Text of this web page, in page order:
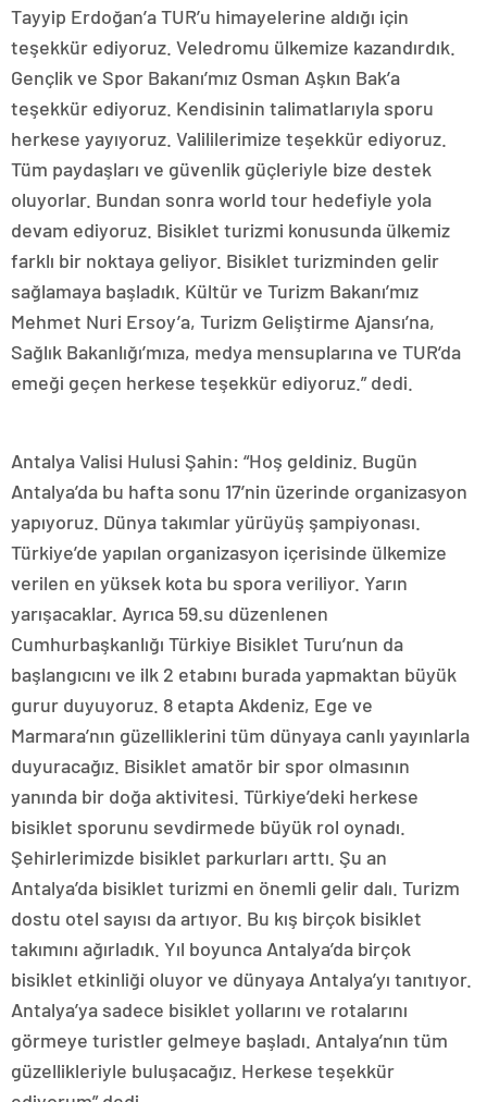
Tayyip Erdoğan’a TUR’u himayelerine aldığı için
teşekkür ediyoruz. Veledromu ülkemize kazandırdık.
Gençlik ve Spor Bakanı’mız Osman Aşkın Bak’a
teşekkür ediyoruz. Kendisinin talimatlarıyla sporu
herkese yayıyoruz. Valililerimize teşekkür ediyoruz.
Tüm paydaşları ve güvenlik güçleriyle bize destek
oluyorlar. Bundan sonra world tour hedefiyle yola
devam ediyoruz. Bisiklet turizmi konusunda ülkemiz
farklı bir noktaya geliyor. Bisiklet turizminden gelir
sağlamaya başladık. Kültür ve Turizm Bakanı’mız
Mehmet Nuri Ersoy’a, Turizm Geliştirme Ajansı’na,
Sağlık Bakanlığı’mıza, medya mensuplarına ve TUR’da
emeği geçen herkese teşekkür ediyoruz.” dedi.
Antalya Valisi Hulusi Şahin: “Hoş geldiniz. Bugün
Antalya’da bu hafta sonu 17’nin üzerinde organizasyon
yapıyoruz. Dünya takımlar yürüyüş şampiyonası.
Türkiye’de yapılan organizasyon içerisinde ülkemize
verilen en yüksek kota bu spora veriliyor. Yarın
yarışacaklar. Ayrıca 59.su düzenlenen
Cumhurbaşkanlığı Türkiye Bisiklet Turu’nun da
başlangıcını ve ilk 2 etabını burada yapmaktan büyük
gurur duyuyoruz. 8 etapta Akdeniz, Ege ve
Marmara’nın güzelliklerini tüm dünyaya canlı yayınlarla
duyuracağız. Bisiklet amatör bir spor olmasının
yanında bir doğa aktivitesi. Türkiye’deki herkese
bisiklet sporunu sevdirmede büyük rol oynadı.
Şehirlerimizde bisiklet parkurları arttı. Şu an
Antalya’da bisiklet turizmi en önemli gelir dalı. Turizm
dostu otel sayısı da artıyor. Bu kış birçok bisiklet
takımını ağırladık. Yıl boyunca Antalya’da birçok
bisiklet etkinliği oluyor ve dünyaya Antalya’yı tanıtıyor.
Antalya’ya sadece bisiklet yollarını ve rotalarını
görmeye turistler gelmeye başladı. Antalya’nın tüm
güzellikleriyle buluşacağız. Herkese teşekkür